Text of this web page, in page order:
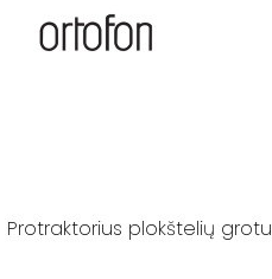
Protraktorius plokštelių